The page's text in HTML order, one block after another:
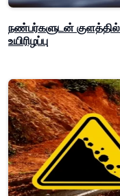
நண்பர்களுடன் குளத்தில்
உயிரிழப்பு